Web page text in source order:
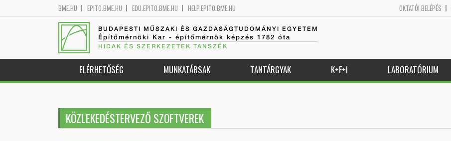
BME.HU EPITO.BME.HU EDU.EPITO.BME.HU HELP.EPITO.BME.HU OKTATÓI BELÉPÉS
BUDAPESTI MŰSZAKI ÉS GAZDASÁGTUDOMÁNYI EGYETEM
Építőmérnöki Kar - építőmérnök képzés 1782 óta
HIDAK ÉS SZERKEZETEK TANSZÉK
ELÉRHETŐSÉG MUNKATÁRSAK TANTÁRGYAK K+F+I LABORATÓRIUM
KÖZLEKEDÉSTERVEZŐ SZOFTVEREK